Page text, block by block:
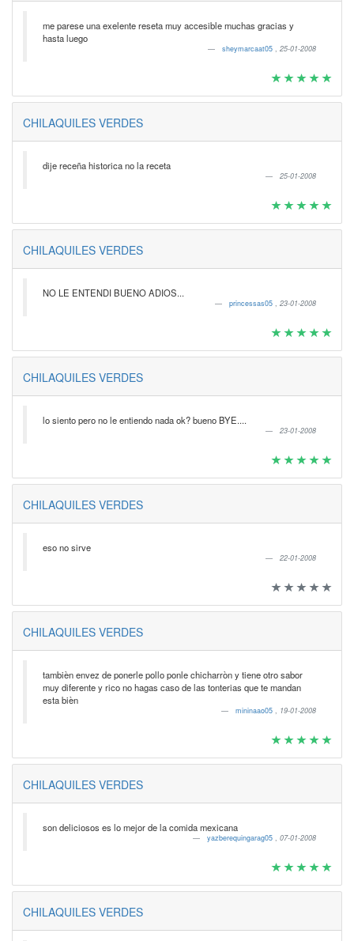
me parese una exelente reseta muy accesible muchas gracias y
hasta luego
sheymarcaat05 , 25-01-2008
CHILAQUILES VERDES
dije receña historica no la receta
25-01-2008
CHILAQUILES VERDES
NO LE ENTENDI BUENO ADIOS...
princessas05 , 23-01-2008
CHILAQUILES VERDES
lo siento pero no le entiendo nada ok? bueno BYE....
23-01-2008
CHILAQUILES VERDES
eso no sirve
22-01-2008
CHILAQUILES VERDES
tambièn envez de ponerle pollo ponle chicharròn y tiene otro sabor
muy diferente y rico no hagas caso de las tonterias que te mandan
esta bièn
mininaao05 , 19-01-2008
CHILAQUILES VERDES
son deliciosos es lo mejor de la comida mexicana
yazberequingarag05 , 07-01-2008
CHILAQUILES VERDES